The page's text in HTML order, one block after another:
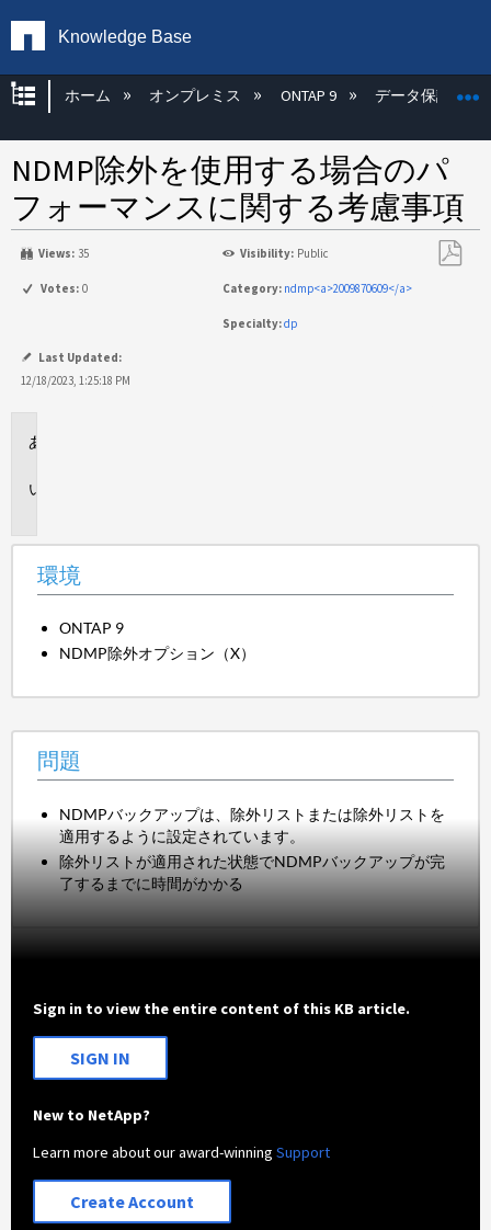
Knowledge Base
グローバル階層を展開/折りたたむ
ホーム オンプレミス ONTAP 9 データ保護
NDMP除外を使用する場合のパ
フォーマンスに関する考慮事項
Views: 35 Visibility: Public
Votes: 0 Category: ndmp<a>2009870609</a>
Specialty:dp
Last Updated:
12/18/2023, 1:25:18 PM
環境
ONTAP 9
NDMP除外オプション（X）
問題
NDMPバックアップは、除外リストまたは除外リストを
適用するように設定されています。
除外リストが適用された状態でNDMPバックアップが完
了するまでに時間がかかる
Sign in to view the entire content of this KB article.
SIGN IN
New to NetApp?
Learn more about our award-winningSupport
Create Account